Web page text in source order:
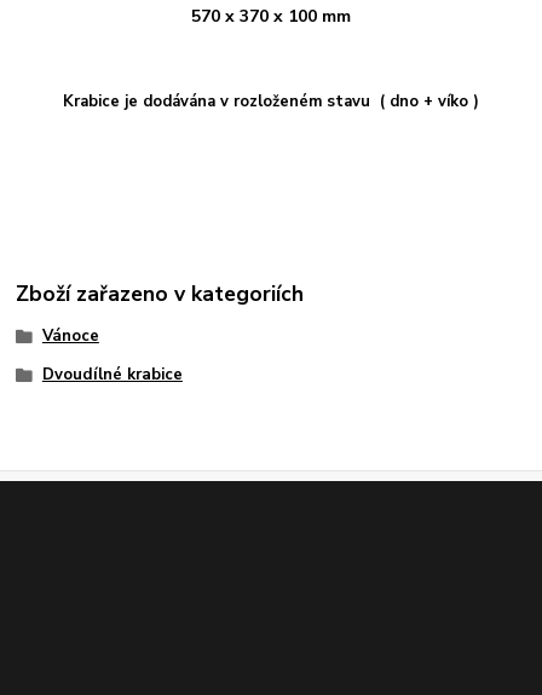
570 x 370 x 100 mm
Krabice je dodávána v rozloženém stavu ( dno + víko )
Zboží zařazeno v kategoriích
Vánoce
Dvoudílné krabice